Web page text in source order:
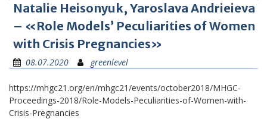
Natalie Heisonyuk, Yaroslava Andrieieva
– «Role Models’ Peculiarities of Women
with Crisis Pregnancies»
08.07.2020 greenlevel
https://mhgc21.org/en/mhgc21/events/october2018/MHGC-
Proceedings-2018/Role-Models-Peculiarities-of-Women-with-
Crisis-Pregnancies